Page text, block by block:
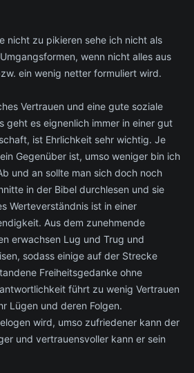
nicht zu pikieren sehe ich nicht als
wenn nicht alles aus
ein wenig netter formuliert wird.
Vertrauen und eine gute soziale
geht es eignenlich immer in einer gut
ist Ehrlichkeit sehr wichtig. Je
Gegenüber ist, umso weniger bin ich
und an sollte man sich doch noch
in der Bibel durchlesen und sie
Werteverständnis ist in einer
Aus dem zunehmende
erwachsen Lug und Trug und
sodass einige auf der Strecke
Freiheitsgedanke ohne
führt zu wenig Vertrauen
Lügen und deren Folgen.
wird, umso zufriedener kann der
und vertrauensvoller kann er sein